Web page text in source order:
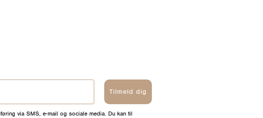
Tilmeld dig
via SMS, e-mail og sociale media. Du kan til